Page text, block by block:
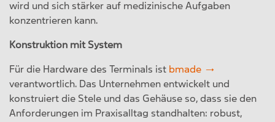
wird und sich stärker auf medizinische Aufgaben
konzentrieren kann.
Konstruktion mit System
Für die Hardware des Terminals ist bmade
verantwortlich. Das Unternehmen entwickelt und
konstruiert die Stele und das Gehäuse so, dass sie den
Anforderungen im Praxisalltag standhalten: robust,